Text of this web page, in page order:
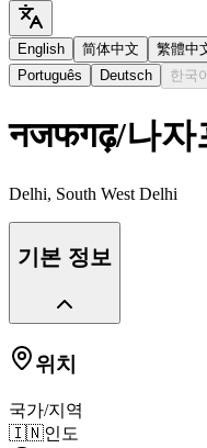
English 简体中文 繁體中
Português
Deutsch 한국
नजफगढ़/나자
Delhi, South West Delhi
기본 정보
위치
국가/지역
🇮🇳인도